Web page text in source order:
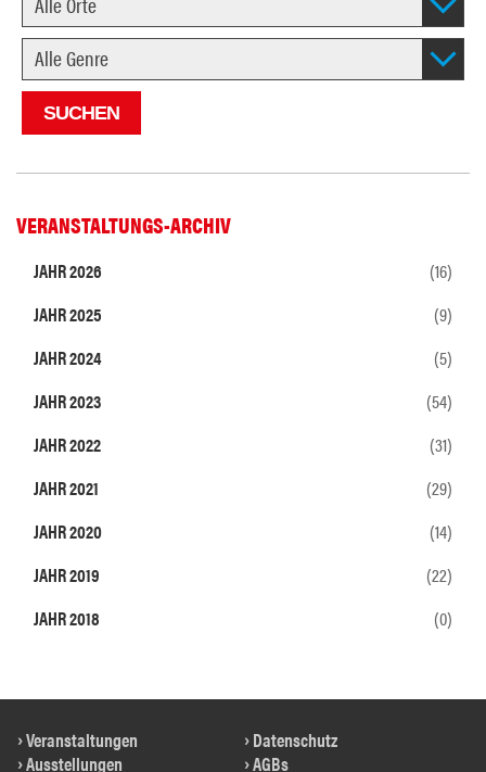
VERANSTALTUNGS-ARCHIV
JAHR 2026
(16)
JAHR 2025
(9)
JAHR 2024
(5)
JAHR 2023
(54)
JAHR 2022
(31)
JAHR 2021
(29)
JAHR 2020
(14)
JAHR 2019
(22)
JAHR 2018
(0)
Veranstaltungen
Ausstellungen
Datenschutz
AGBs